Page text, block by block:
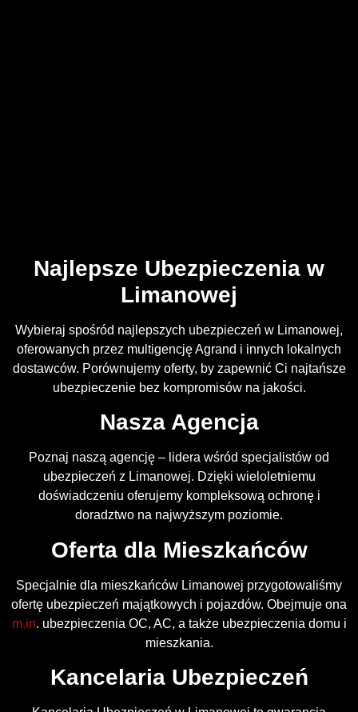
Najlepsze Ubezpieczenia w
Limanowej
Wybieraj spośród najlepszych ubezpieczeń w Limanowej,
oferowanych przez multigencję Agrand i innych lokalnych
dostawców. Porównujemy oferty, by zapewnić Ci najtańsze
ubezpieczenie bez kompromisów na jakości.
Nasza Agencja
Poznaj naszą agencję – lidera wśród specjalistów od
ubezpieczeń z Limanowej. Dzięki wieloletniemu
doświadczeniu oferujemy kompleksową ochronę i
doradztwo na najwyższym poziomie.
Oferta dla Mieszkańców
Specjalnie dla mieszkańców Limanowej przygotowaliśmy
ofertę ubezpieczeń majątkowych i pojazdów. Obejmuje ona
m.in. ubezpieczenia OC, AC, a także ubezpieczenia domu i
mieszkania.
Kancelaria Ubezpieczeń